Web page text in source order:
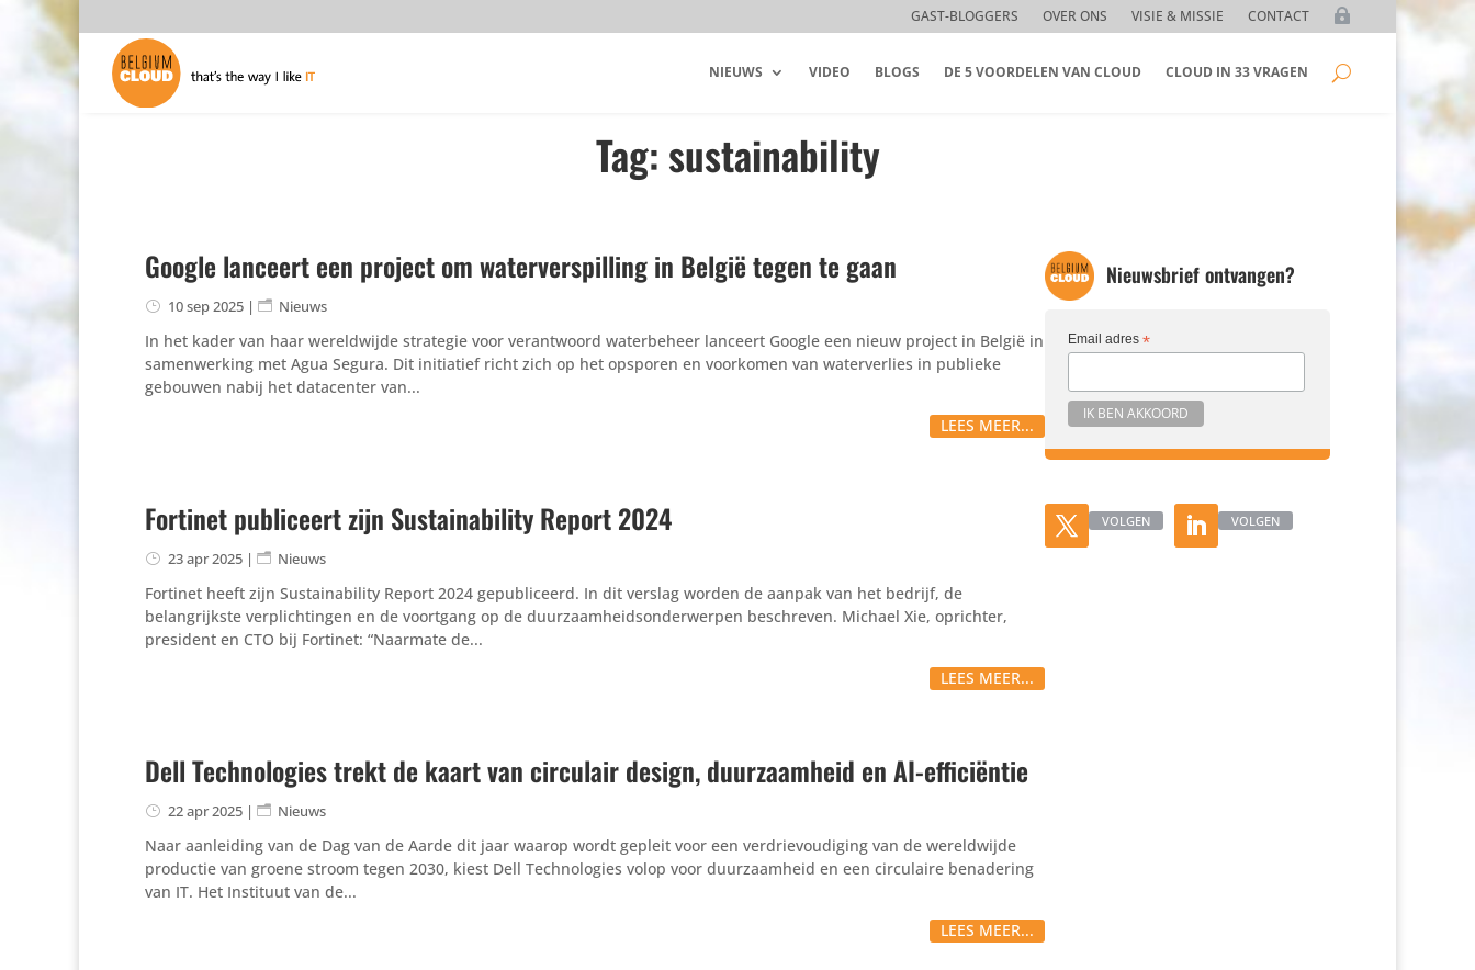
GAST-BLOGGERS OVER ONS VISIE & MISSIE CONTACT
NIEUWS VIDEO BLOGS DE 5 VOORDELEN VAN CLOUD CLOUD IN 33 VRAGEN
Tag: sustainability
Google lanceert een project om waterverspilling in België tegen te gaan
10 sep 2025| Nieuws
In het kader van haar wereldwijde strategie voor verantwoord waterbeheer lanceert Google een nieuw project in België in
samenwerking met Agua Segura. Dit initiatief richt zich op het opsporen en voorkomen van waterverlies in publieke
gebouwen nabij het datacenter van...
LEES MEER...
Fortinet publiceert zijn Sustainability Report 2024
23 apr 2025| Nieuws
Fortinet heeft zijn Sustainability Report 2024 gepubliceerd. In dit verslag worden de aanpak van het bedrijf, de
belangrijkste verplichtingen en de voortgang op de duurzaamheidsonderwerpen beschreven. Michael Xie, oprichter,
president en CTO bij Fortinet: “Naarmate de...
LEES MEER...
Dell Technologies trekt de kaart van circulair design, duurzaamheid en AI-efficiëntie
22 apr 2025| Nieuws
Naar aanleiding van de Dag van de Aarde dit jaar waarop wordt gepleit voor een verdrievoudiging van de wereldwijde
productie van groene stroom tegen 2030, kiest Dell Technologies volop voor duurzaamheid en een circulaire benadering
van IT. Het Instituut van de...
LEES MEER...
Nieuwsbrief ontvangen?
Email adres *
VOLGEN VOLGEN